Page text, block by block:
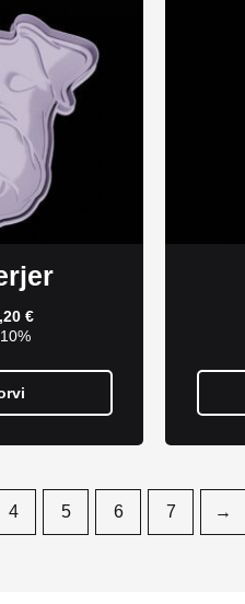
€
4 5 6 7 →